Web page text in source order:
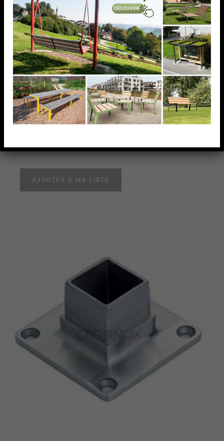
PATTE D’ANCRAGE,
42,4X2MM,AISI304
BROSSE
PATTE D’ANCRAGE, 42,4X2MM,AISI304 BROSSE
AJOUTER À MA LISTE